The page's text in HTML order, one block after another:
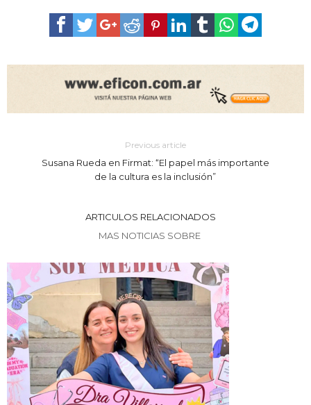
Previous article
Susana Rueda en Firmat: “El papel más importante
de la cultura es la inclusión”
ARTICULOS RELACIONADOS
MAS NOTICIAS SOBRE